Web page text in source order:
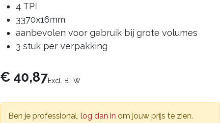
4 TPI
3370x16mm
aanbevolen voor gebruik bij grote volumes
3 stuk per verpakking
€ 40,87Excl. BTW
Ben je professional, log dan in om jouw prijs te zien.